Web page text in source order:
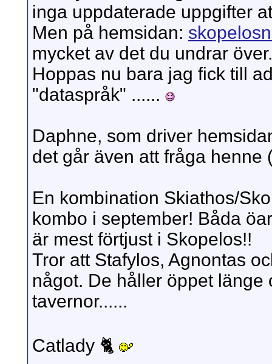
inga uppdaterade uppgifter
Men på hemsidan:
mycket av det du undrar över.
Hoppas nu bara jag fick till
"dataspråk" ......
Daphne, som driver
det går även att fråga henne
En kombination Skiathos/
kombo i september! Båda
är mest förtjust i Skopelos!!
Tror att Stafylos, Agnontas
något. De håller öppet
tavernor......
Catlady 🐈